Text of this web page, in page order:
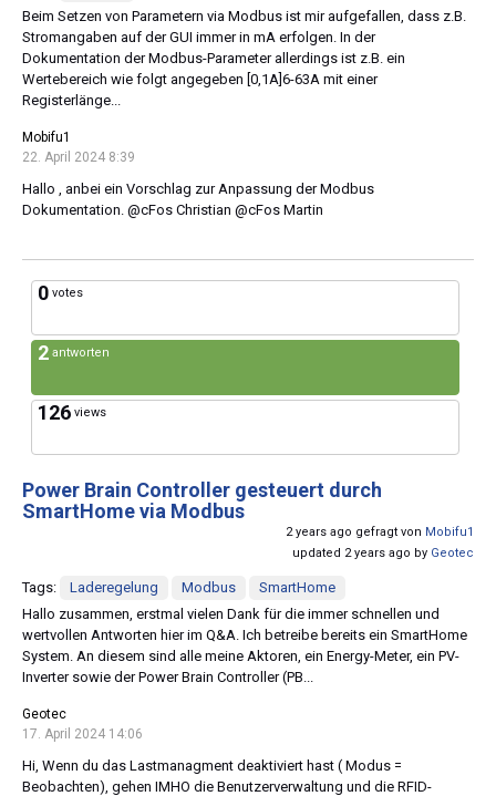
Beim Setzen von Parametern via Modbus ist mir aufgefallen, dass z.B.
Stromangaben auf der GUI immer in mA erfolgen. In der
Dokumentation der Modbus-Parameter allerdings ist z.B. ein
Wertebereich wie folgt angegeben [0,1A]6-63A mit einer
Registerlänge...
Mobifu1
22. April 2024 8:39
Hallo , anbei ein Vorschlag zur Anpassung der Modbus
Dokumentation. @cFos Christian @cFos Martin
0 votes
2 antworten
126 views
Power Brain Controller gesteuert durch
SmartHome via Modbus
2 years ago gefragt von Mobifu1
updated 2 years ago by Geotec
Tags: Laderegelung Modbus
SmartHome
Hallo zusammen, erstmal vielen Dank für die immer schnellen und
wertvollen Antworten hier im Q&A. Ich betreibe bereits ein SmartHome
System. An diesem sind alle meine Aktoren, ein Energy-Meter, ein PV-
Inverter sowie der Power Brain Controller (PB...
Geotec
17. April 2024 14:06
Hi, Wenn du das Lastmanagment deaktiviert hast ( Modus =
Beobachten), gehen IMHO die Benutzerverwaltung und die RFID-